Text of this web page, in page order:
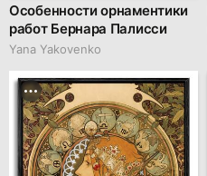
Особенности орнаментики
работ Бернара Палисси
Yana Yakovenko